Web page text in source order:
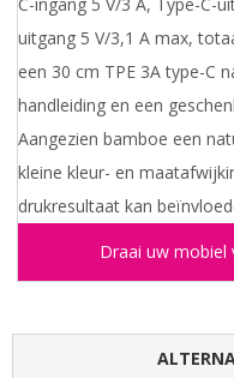
C-ingang 5 V/3 A, Type-C-
uitgang 5 V/3,1 A max,
een 30 cm TPE 3A type-C
handleiding en een
Aangezien bamboe een
kleine kleur- en
drukresultaat kan
Draai uw